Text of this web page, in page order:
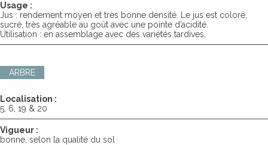
Usage :
Jus : rendement moyen et très bonne densité. Le jus est coloré,
sucré, très agréable au goût avec une pointe d’acidité.
Utilisation : en assemblage avec des variétés tardives.
ARBRE
Localisation :
5, 6, 19 & 20
Vigueur :
bonne, selon la qualité du sol